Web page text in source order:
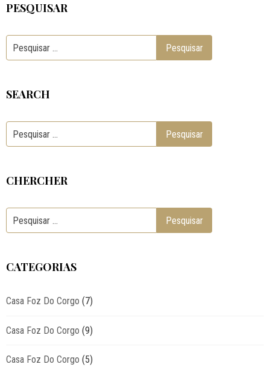
PESQUISAR
SEARCH
CHERCHER
CATEGORIAS
Casa Foz Do Corgo (7)
Casa Foz Do Corgo (9)
Casa Foz Do Corgo (5)